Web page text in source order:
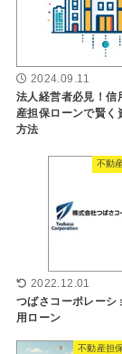
2024.09.11
法人経営者必見！信
産担保ローンで賢く
方法
不動
2022.12.01
つばさコーポレーシ
用ローン
不動産担